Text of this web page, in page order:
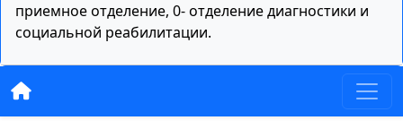
приемное отделение, 0- отделение диагностики и
социальной реабилитации.